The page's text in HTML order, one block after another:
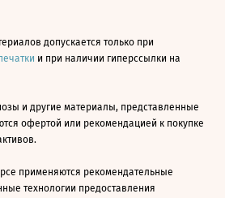
допускается только при
и при наличии гиперссылки на
и другие материалы, представленные
офертой или рекомендацией к покупке
применяются рекомендательные
технологии предоставления